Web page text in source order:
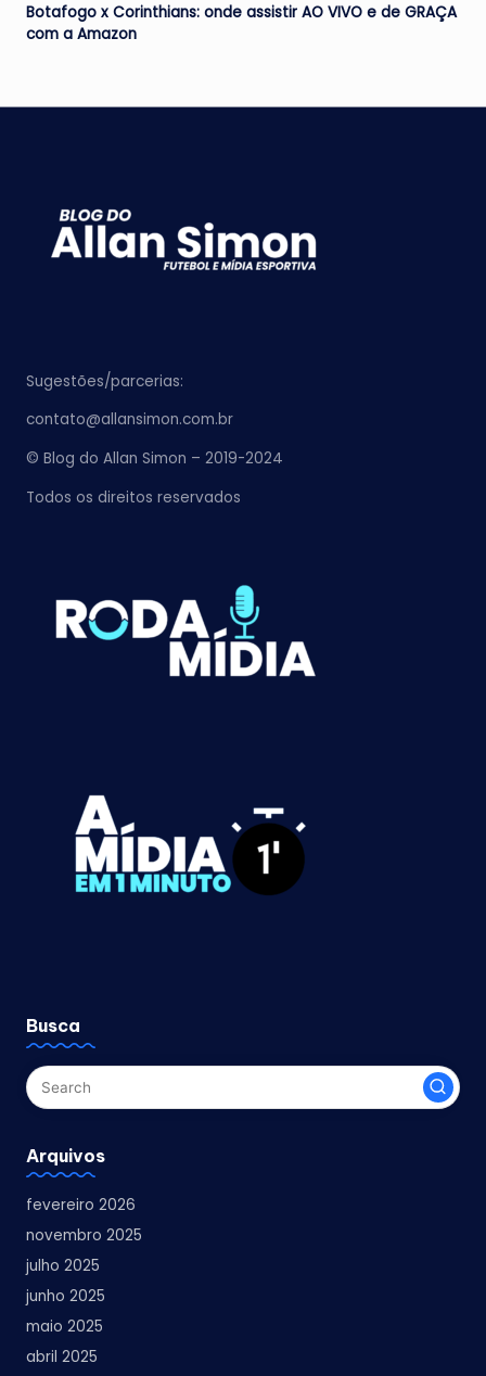
Botafogo x Corinthians: onde assistir AO VIVO e de GRAÇA
com a Amazon
Sugestões/parcerias:
contato@allansimon.com.br
© Blog do Allan Simon – 2019-2024
Todos os direitos reservados
Busca
Arquivos
fevereiro 2026
novembro 2025
julho 2025
junho 2025
maio 2025
abril 2025